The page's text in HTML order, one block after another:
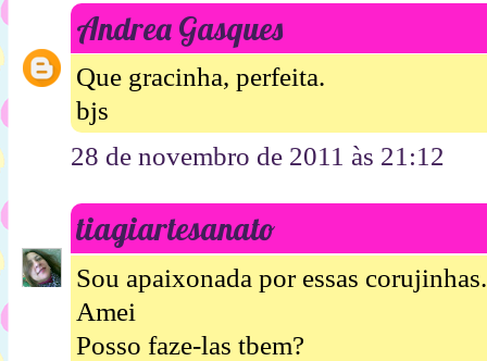
Andrea Gasques
Que gracinha, perfeita.
bjs
28 de novembro de 2011 às 21:12
tiagiartesanato
Sou apaixonada por essas corujinhas.
Amei
Posso faze-las tbem?